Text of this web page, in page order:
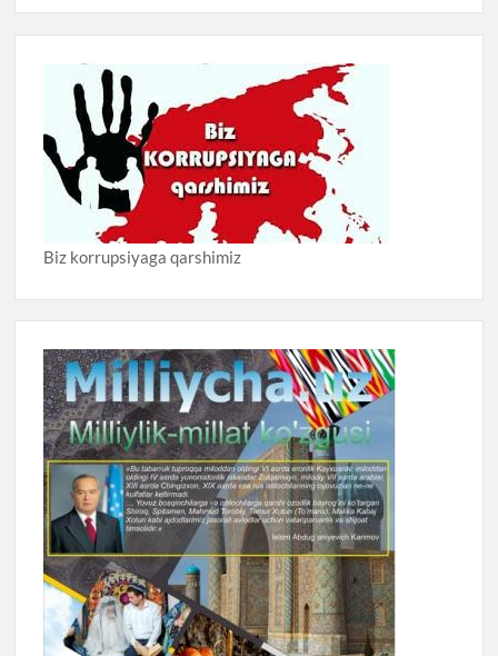
Biz korrupsiyaga qarshimiz